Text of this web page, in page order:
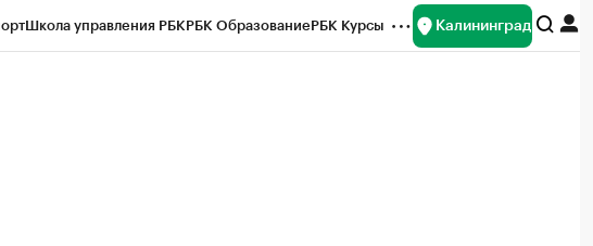
Школа управления РБКРБК ОбразованиеРБК Курсы Калининград